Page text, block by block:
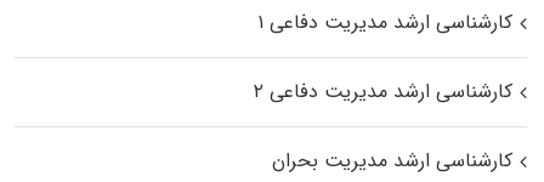
کارشناسی ارشد مدیریت دفاعی ۱
کارشناسی ارشد مدیریت دفاعی ۲
کارشناسی ارشد مدیریت بحران